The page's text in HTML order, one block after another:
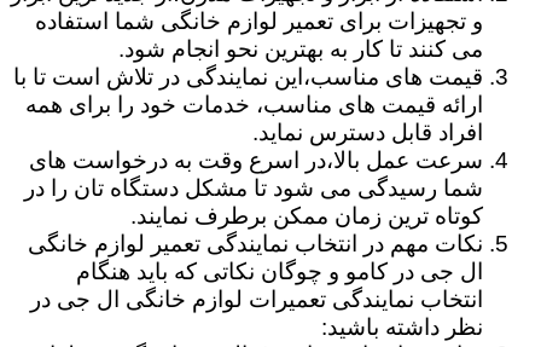
و تجهیزات برای تعمیر لوازم خانگی شما استفاده
می کنند تا کار به بهترین نحو انجام شود.
قیمت های مناسب،این نمایندگی در تلاش است تا با
ارائه قیمت های مناسب، خدمات خود را برای همه
افراد قابل دسترس نماید.
سرعت عمل بالا،در اسرع وقت به درخواست های
شما رسیدگی می شود تا مشکل دستگاه تان را در
کوتاه ترین زمان ممکن برطرف نمایند.
نکات مهم در انتخاب نمایندگی تعمیر لوازم خانگی
ال جی در کامو و چوگان نکاتی که باید هنگام
انتخاب نمایندگی تعمیرات لوازم خانگی ال جی در
نظر داشته باشید: